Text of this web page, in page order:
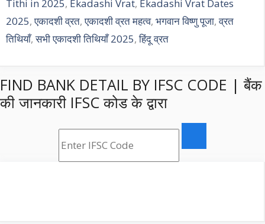
Tithi in 2025, Ekadashi Vrat, Ekadashi Vrat Dates
2025,एकादशी व्रत,एकादशी व्रत महत्व, भगवान विष्णु पूजा,व्रत
तिथियाँ,सभी एकादशी तिथियाँ 2025,हिंदू व्रत
FIND BANK DETAIL BY IFSC CODE | बैंक
की जानकारी IFSC कोड के द्वारा